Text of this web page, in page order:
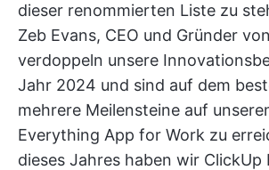
dieser renommierten Liste zu
Zeb Evans, CEO und Gründer
verdoppeln unsere
Jahr 2024 und sind auf dem
mehrere Meilensteine auf
Everything App for Work zu
dieses Jahres haben wir ClickUp